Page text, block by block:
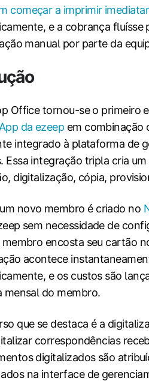
começar a imprimir
e a cobrança fluísse
manual por parte da
Office tornou-se o primeiro
da ezeep em combinação
integrado à plataforma de
Essa integração tripla cria
digitalização, cópia,
novo membro é criado no
sem necessidade de
membro encosta seu cartão
acontece
e os custos são
mensal do membro.
que se destaca é a
correspondências
digitalizados são
na interface de